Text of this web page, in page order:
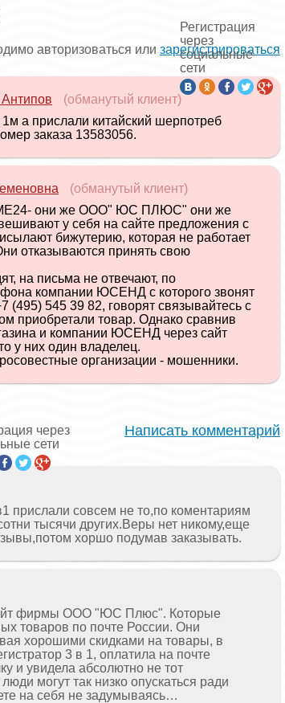
авторизоваться или зарегистрироваться
Регистрация
через
социальные
сети
(обманутый клиент)
а прислали китайский шерпотреб
заказа 13583056.
(обманутый клиент)
они же ООО" ЮС ПЛЮС" они же
у себя на сайте предложения с
бижутерию, которая не работает
отказываются принять свою
на письма не отвечают, по
компании ЮСЕНД с которого звонят
(495) 545 39 82, говорят связывайтесь с
приобретали товар. Однако сравнив
и компании ЮСЕНД через сайт
у них один владелец.
организации - мошенники.
Написать комментарий
через
сети
прислали совсем не то,по коментариям
тысячи других.Веры нет никому,еще
хоршо подумав заказывать.
фирмы ООО "ЮС Плюс". Которые
товаров по почте России. Они
хорошими скидками на товары, в
3 в 1, оплатила на почте
и увидела абсолютно не тот
могут так низко опускаться ради
на себя не задумываясь…